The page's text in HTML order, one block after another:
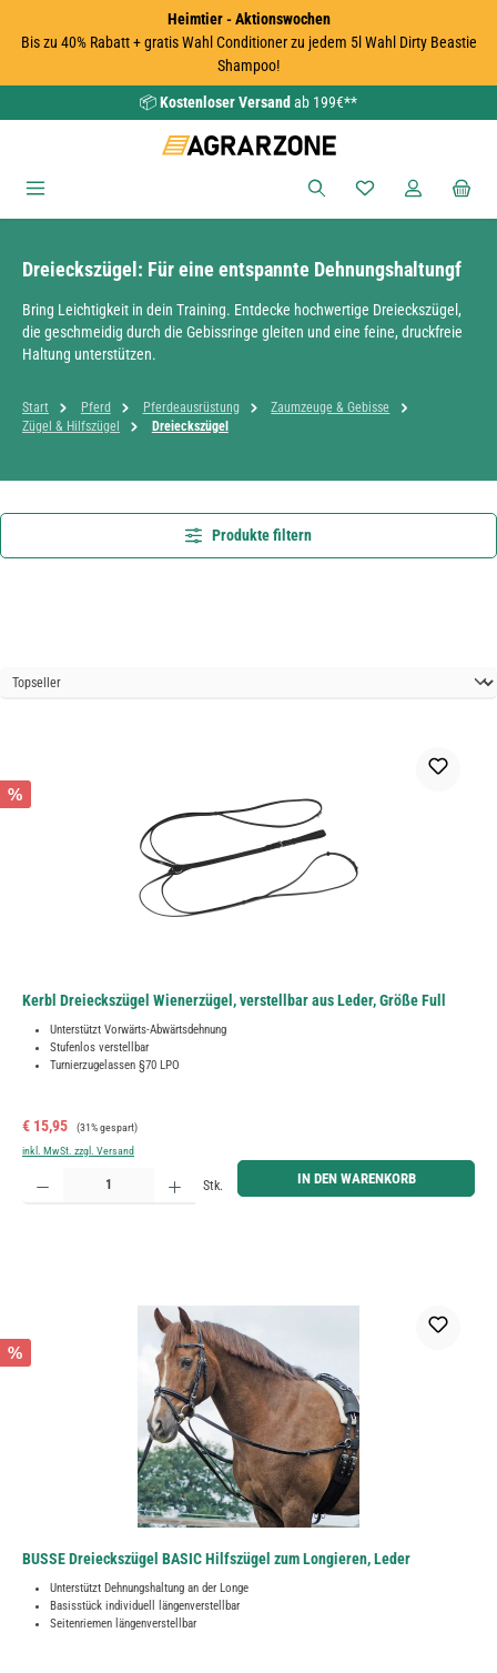
Heimtier - Aktionswochen
Bis zu 40% Rabatt + gratis Wahl Conditioner zu jedem 5l Wahl Dirty Beastie
Shampoo!
📦Kostenloser Versand ab 199€**
Du hast 0
Dreieckszügel: Für eine entspannte Dehnungshaltungf
Bring Leichtigkeit in dein Training. Entdecke hochwertige Dreieckszügel,
die geschmeidig durch die Gebissringe gleiten und eine feine, druckfreie
Haltung unterstützen.
Start Pferd Pferdeausrüstung
Zaumzeuge & Gebisse
Zügel & Hilfszügel
Dreieckszügel
Produkte filtern
%
Kerbl Dreieckszügel Wienerzügel, verstellbar aus Leder, Größe Full
Unterstützt Vorwärts-Abwärtsdehnung
Stufenlos verstellbar
Turnierzugelassen §70 LPO
Verkaufspreis:
€ 15,95 Regulärer Preis:
(31% gespart)
inkl. MwSt. zzgl. Versand
Produkt Anzahl: Gib den gewünschten Wert ein oder benutze die Schaltflächen um die Anzahl zu
Stk. IN DEN WARENKORB
%
BUSSE Dreieckszügel BASIC Hilfszügel zum Longieren, Leder
Unterstützt Dehnungshaltung an der Longe
Basisstück individuell längenverstellbar
Seitenriemen längenverstellbar